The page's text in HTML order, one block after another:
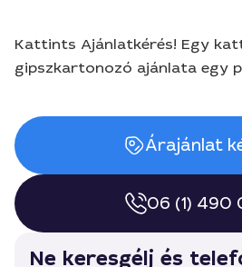
Kattints Ajánlatkérés! Egy
gipszkartonozó ajánlata egy
Árajánlat
06 (1) 490
Ne keresgélj és